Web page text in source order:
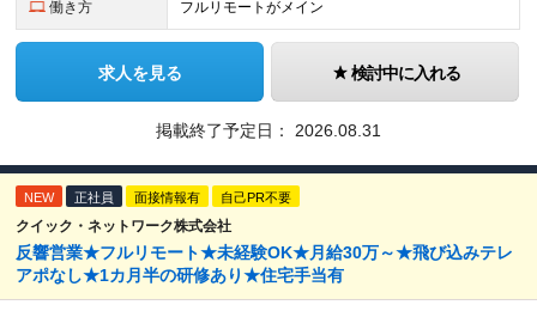
働き方 フルリモートがメイン
求人を見る 検討中に入れる
掲載終了予定日： 2026.08.31
NEW 正社員 面接情報有 自己PR不要
クイック・ネットワーク株式会社
反響営業★フルリモート★未経験OK★月給30万～★飛び込みテレ
アポなし★1カ月半の研修あり★住宅手当有